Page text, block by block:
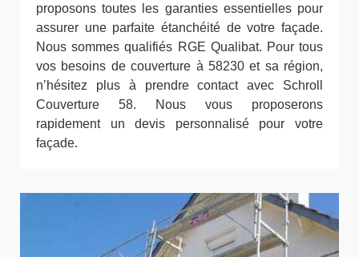
proposons toutes les garanties essentielles pour
assurer une parfaite étanchéité de votre façade.
Nous sommes qualifiés RGE Qualibat. Pour tous
vos besoins de couverture à 58230 et sa région,
n’hésitez plus à prendre contact avec Schroll
Couverture 58. Nous vous proposerons
rapidement un devis personnalisé pour votre
façade.